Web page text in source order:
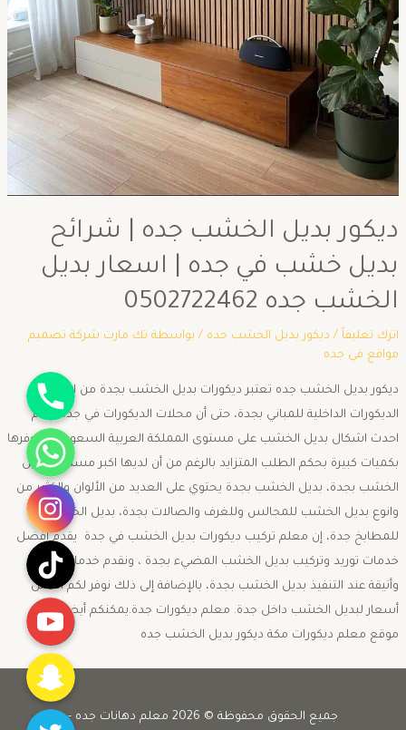
ديكور بديل الخشب جده | شرائح
بديل خشب في جده | اسعار بديل
الخشب جده 0502722462
اترك تعليقاً / ديكور بديل الخشب جده / بواسطة تك مارت شركة تصميم
مواقع في جده
ديكور بديل الخشب جده تعتبر ديكورات بديل الخشب بجدة من اهم انواع
الديكورات الداخلية للمباني بجدة، حتى أن محلات الديكورات في جدة تقدم
احدث اشكال بديل الخشب على مستوى المملكة العربية السعودية، وتوفرها
بكميات كبيرة بحكم الطلب المتزايد بالرغم من أن لديها اكبر مستودع بديل
الخشب بجدة، بديل الخشب بجدة يحتوي على العديد من الألوان والكثير من
وانوع بديل الخشب للمجالس وللغرف والصالات بجدة، بديل الخشب
للمطابخ جدة، إن معلم تركيب ديكورات بديل الخشب في جدة يقدم افضل
خدمات توريد وتركيب بديل الخشب المضيء بجدة ، ونقدم خدمات مميزة
وأنيقة عند التنفيذ بديل الخشب بجدة، بالإضافة إلى ذلك نوفر لكم افضل
أسعار لبديل الخشب داخل جدة. معلم ديكورات جدة.يمكنكم أيضاً زيارة
موقع معلم ديكورات مكة ديكور بديل الخشب جده
جميع الحقوق محفوظة © 2026 معلم دهانات جده -
جوال
واتساب
انستقرام
تيك توك
يوتيوب
Snapchat
Twitter